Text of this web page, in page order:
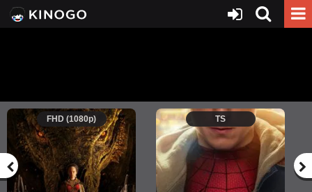
FHD (1080p) TS